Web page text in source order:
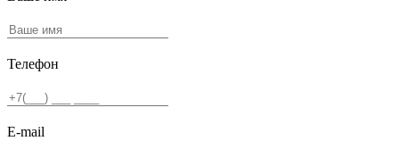
Телефон
E-mail